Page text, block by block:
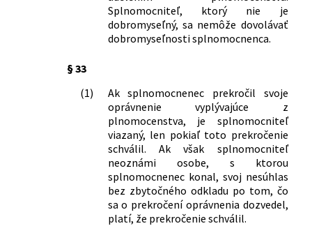
Splnomocniteľ, ktorý nie je
dobromyseľný, sa nemôže dovolávať
dobromyseľnosti splnomocnenca.
§ 33
(1)
Ak splnomocnenec prekročil svoje
oprávnenie vyplývajúce z
plnomocenstva, je splnomocniteľ
viazaný, len pokiaľ toto prekročenie
schválil. Ak však splnomocniteľ
neoznámi osobe, s ktorou
splnomocnenec konal, svoj nesúhlas
bez zbytočného odkladu po tom, čo
sa o prekročení oprávnenia dozvedel,
platí, že prekročenie schválil.